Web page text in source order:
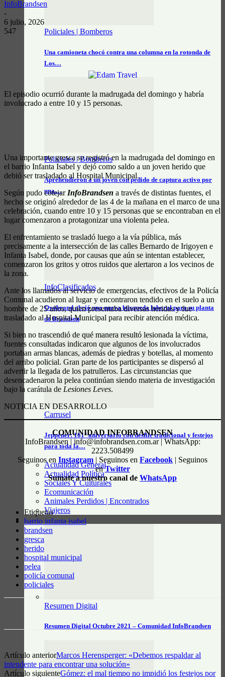
Policiales | Bomberos
Una camioneta chocó contra una columna en la rotonda de
Los…
Policiales | Bomberos
Aprehendieron a un joven con pedido de captura activo por
una…
InfoClasificados
Ovobrand abrió una nueva búsqueda laboral para su planta
de Brandsen
Carrusel
Jeppener: 161° aniversario con desfile tradicional y festejos
para toda la…
Actualidad General
Actualidad Política
Sociales Y Culturales
Ecomunicación
Animales Perdidos | Encontrados
Viajeros
RESUMEN DIGITAL
Resumen Digital
Resumen Digital Octubre 2021 – Comunidad InfoBrandsen
InfoBrandsen
-
6 julio, 2026
547
El episodio ocurrió durante la madrugada del domingo y habría
involucrado a entre 10 y 15 personas.
Una importante gresca se registró en la madrugada del domingo en
el barrio Infanta Isabel y dejó como saldo a un joven herido que
debió ser trasladado al Hospital Municipal.
Según pudo cotejar InfoBrandsen a través de distintas fuentes, el
hecho se originó alrededor de las 4 de la mañana en el marco de una
celebración, cuando entre 10 y 15 personas que se encontraban en el
lugar comenzaron a protagonizar una violenta pelea.
El enfrentamiento se trasladó luego a la vía pública, más
precisamente a la intersección de las calles Bernardo de Irigoyen e
Infanta Isabel, donde, por causas que aún se intentan establecer,
comenzaron los gritos y otros ruidos que alertaron a los vecinos de
la zona.
Ante los llamados al servicio de emergencias, efectivos de la Policía
Comunal acudieron al lugar y encontraron tendido en el suelo a un
hombre de 25 años, quien presentaba diversas heridas y fue
trasladado al Hospital Municipal para recibir atención médica.
Si bien no trascendió de qué manera resultó lesionada la víctima,
fuentes consultadas indicaron que algunos de los involucrados
portaban armas blancas, además de piedras y botellas, al momento
del arribo policial. Gran parte de los participantes se dispersó al
advertir la llegada de los patrulleros. Las circunstancias que
desencadenaron la pelea continúan siendo materia de investigación
bajo la carátula de Lesiones Leves.
NOTICIA EN DESARROLLO
COMUNIDAD INFOBRANDSEN
InfoBrandsen | info@infobrandsen.com.ar | WhatsApp:
2223.508499
Seguinos en Instagram | Seguinos en Facebook | Seguinos
enTwitter
Sumate a nuestro canal de WhatsApp
Etiquetas
barrio infanta isabel
brandsen
gresca
herido
hospital municipal
pelea
policía comunal
policiales
Artículo anteriorMarcos Herensperger: «Debemos respaldar al
intendente para encontrar una solución»
Artículo siguienteGómez: el mal tiempo no impidió los festejos por